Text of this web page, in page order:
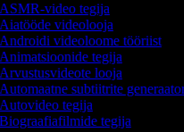
video tegija
videolooja
videoloome tööriist
tegija
looja
subtiitrite generaator
tegija
tegija